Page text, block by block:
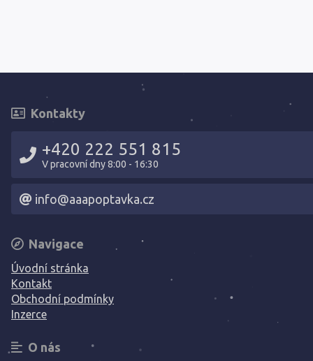
Kontakty
+420 222 551 815
V pracovní dny 8:00 - 16:30
info@aaapoptavka.cz
Navigace
Úvodní stránka
Kontakt
Obchodní podmínky
Inzerce
O nás